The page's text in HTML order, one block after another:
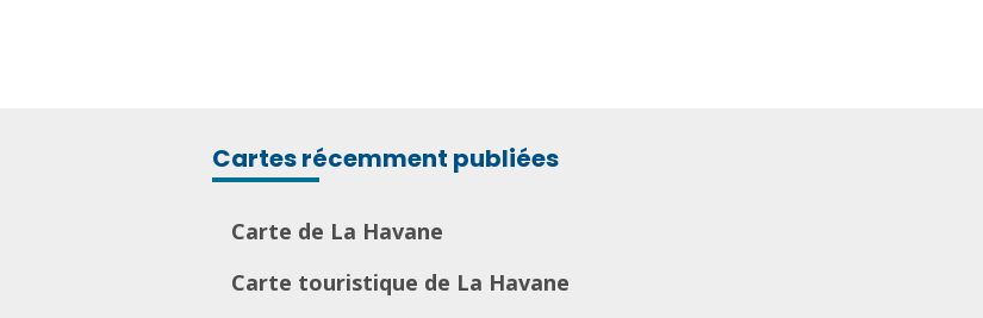
Cartes récemment publiées
Carte de La Havane
Carte touristique de La Havane